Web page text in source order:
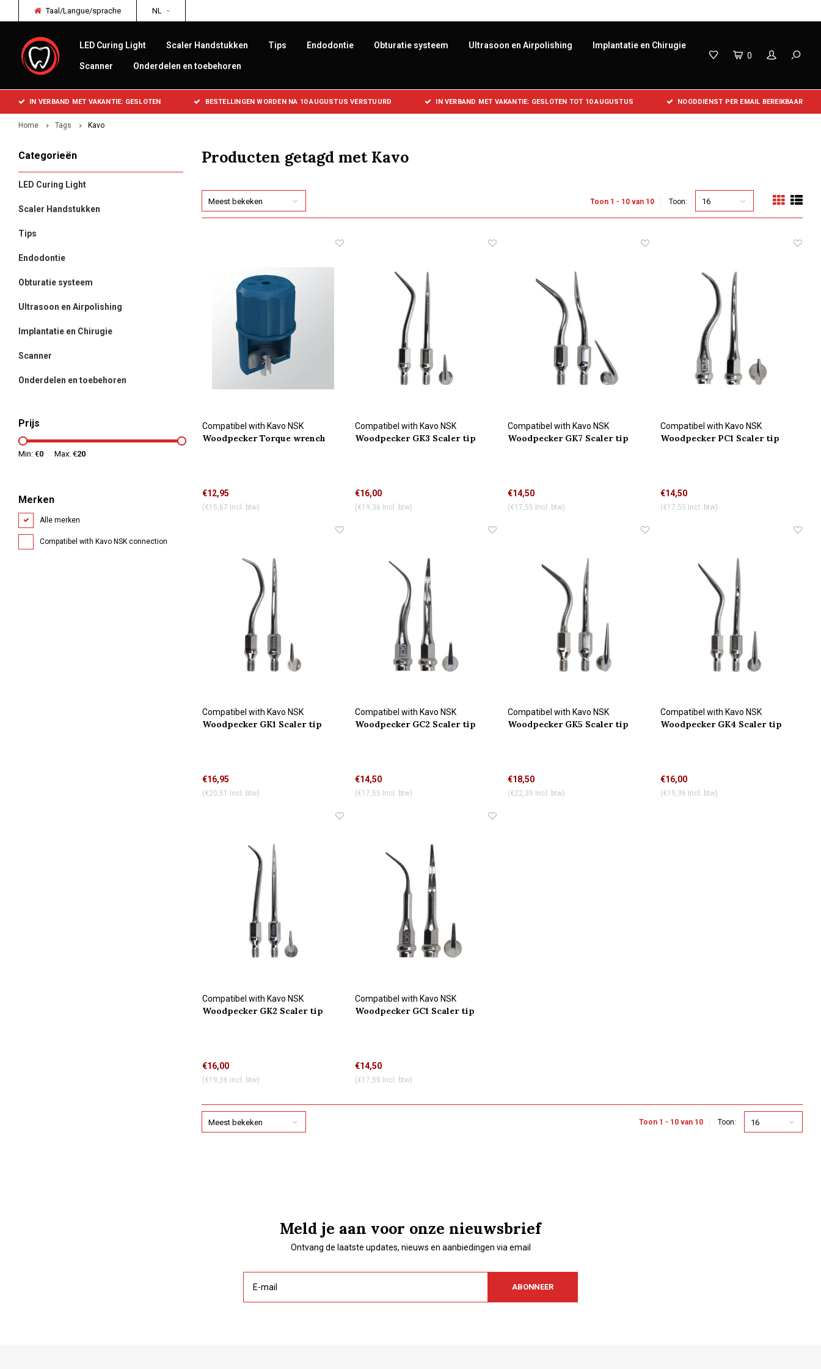
Taal/Langue/sprache NL
LED Curing Light Scaler Handstukken Tips Endodontie Obturatie systeem Ultrasoon en Airpolishing Implantatie en Chirugie
Scanner Onderdelen en toebehoren
0
IN VERBAND MET VAKANTIE: GESLOTEN BESTELLINGEN WORDEN NA 10 AUGUSTUS VERSTUURD IN VERBAND MET VAKANTIE: GESLOTEN TOT 10 AUGUSTUS NOODDIENST PER EMAIL BEREIKBAAR
Home Tags Kavo
Categorieën
LED Curing Light
Scaler Handstukken
Tips
Endodontie
Obturatie systeem
Ultrasoon en Airpolishing
Implantatie en Chirugie
Scanner
Onderdelen en toebehoren
Prijs
Min: €0 Max: €20
Merken
Alle merken
Compatibel with Kavo NSK connection
Producten getagd met Kavo
Meest bekeken Toon 1 - 10 van 10 Toon: 16
Compatibel with Kavo NSK
connection
Woodpecker Torque wrench
€12,95
(€15,67 Incl. btw)
Compatibel with Kavo NSK
connection
Woodpecker GK3 Scaler tip
€16,00
(€19,36 Incl. btw)
Compatibel with Kavo NSK
connection
Woodpecker GK7 Scaler tip
€14,50
(€17,55 Incl. btw)
Compatibel with Kavo NSK
connection
Woodpecker PC1 Scaler tip
€14,50
(€17,55 Incl. btw)
Compatibel with Kavo NSK
connection
Woodpecker GK1 Scaler tip
€16,95
(€20,51 Incl. btw)
Compatibel with Kavo NSK
connection
Woodpecker GC2 Scaler tip
€14,50
(€17,55 Incl. btw)
Compatibel with Kavo NSK
connection
Woodpecker GK5 Scaler tip
€18,50
(€22,39 Incl. btw)
Compatibel with Kavo NSK
connection
Woodpecker GK4 Scaler tip
€16,00
(€19,36 Incl. btw)
Compatibel with Kavo NSK
connection
Woodpecker GK2 Scaler tip
€16,00
(€19,36 Incl. btw)
Compatibel with Kavo NSK
connection
Woodpecker GC1 Scaler tip
€14,50
(€17,55 Incl. btw)
Meest bekeken Toon 1 - 10 van 10 Toon: 16
Meld je aan voor onze nieuwsbrief
Ontvang de laatste updates, nieuws en aanbiedingen via email
ABONNEER